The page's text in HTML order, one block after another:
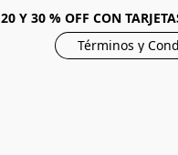
20 Y 30 % OFF CON
Términos y